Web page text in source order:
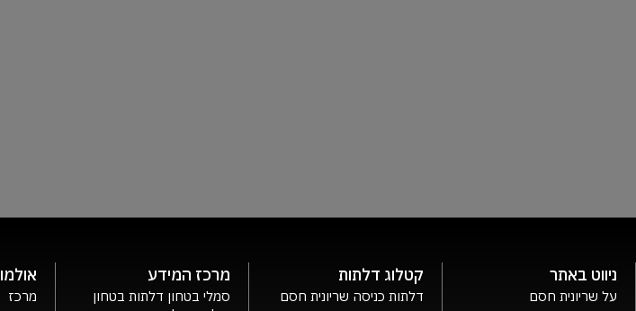
ניווט באתר
על שריונית חסם
קטלוג דלתות
דלתות כניסה שריונית חסם
מרכז המידע
סמלי בטחון דלתות בטחון
מרכז